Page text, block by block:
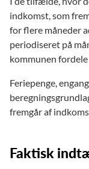
indkomst, som
for flere måneder
periodiseret på
kommunen
Feriepenge,
fremgår af
Faktisk